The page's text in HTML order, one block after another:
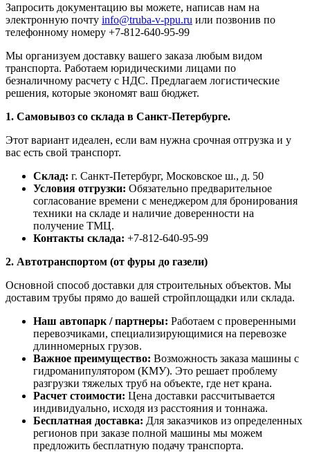
Запросить документацию вы можете, написав нам на
электронную почту info@truba-v-ppu.ru или позвонив по
телефонному номеру +7-812-640-95-99
Мы организуем доставку вашего заказа любым видом
транспорта. Работаем юридическими лицами по
безналичному расчету с НДС. Предлагаем логистические
решения, которые экономят ваш бюджет.
1. Самовывоз со склада в Санкт-Петербурге.
Этот вариант идеален, если вам нужна срочная отгрузка и у
вас есть свой транспорт.
Склад: г. Санкт-Петербург, Московское ш., д. 50
Условия отгрузки: Обязательно предварительное
согласование времени с менеджером для бронирования
техники на складе и наличие доверенности на
получение ТМЦ.
Контакты склада: +7-812-640-95-99
2. Автотранспортом (от фуры до газели)
Основной способ доставки для строительных объектов. Мы
доставим трубы прямо до вашей стройплощадки или склада.
Наш автопарк / партнеры: Работаем с проверенными
перевозчиками, специализирующимися на перевозке
длинномерных грузов.
Важное преимущество: Возможность заказа машины с
гидроманипулятором (КМУ). Это решает проблему
разгрузки тяжелых труб на объекте, где нет крана.
Расчет стоимости: Цена доставки рассчитывается
индивидуально, исходя из расстояния и тоннажа.
Бесплатная доставка: Для заказчиков из определенных
регионов при заказе полной машины мы можем
предложить бесплатную подачу транспорта.